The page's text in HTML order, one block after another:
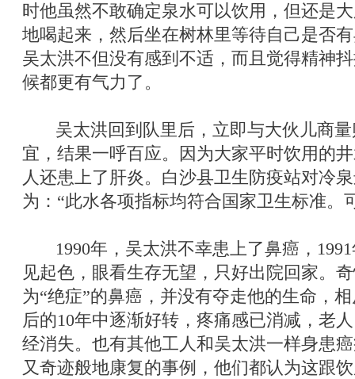
时他虽然不敢确定泉水可以饮用，但还是
地喝起来，然后坐在树林里等待自己是否
吴太洪不但没有感到不适，而且觉得精神
候都更有气力了。
吴太洪回到队里后，立即与大伙儿商量
宜，结果一呼百应。因为大家平时饮用的
人还患上了肝炎。白沙县卫生防疫站对冷
为：“此水各项指标均符合国家卫生标准。
1990年，吴太洪不幸患上了鼻癌，1991
见起色，眼看生存无望，只好出院回家。
为“绝症”的鼻癌，并没有夺走他的生命，
后的10年中逐渐好转，疼痛感已消减，老
经消失。也有其他工人和吴太洪一样身患
又奇迹般地康复的事例，他们都认为这跟